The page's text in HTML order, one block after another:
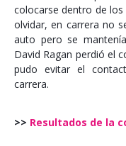
colocarse dentro de
olvidar, en carrera no
auto pero se
David Ragan perdió el
pudo evitar el
carrera.
>> Resultados de la